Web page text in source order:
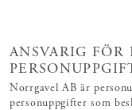
ANSVARIG FÖR
Norrgavel AB är
personuppgifter som